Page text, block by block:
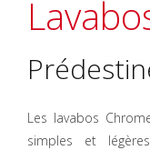
Les lavabos
simples et